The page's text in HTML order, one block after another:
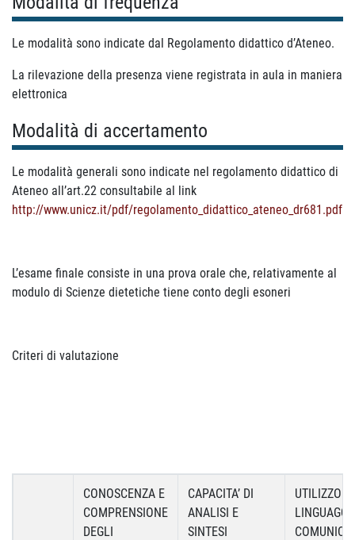
Le modalità sono indicate dal Regolamento didattico d’Ateneo.
La rilevazione della presenza viene registrata in aula in maniera
elettronica
Modalità di accertamento
Le modalità generali sono indicate nel regolamento didattico di
Ateneo all’art.22 consultabile al link
http://www.unicz.it/pdf/regolamento_didattico_ateneo_dr681.pdf
L’esame finale consiste in una prova orale che, relativamente al
modulo di Scienze dietetiche tiene conto degli esoneri
Criteri di valutazione
CONOSCENZA E
COMPRENSIONE
DEGLI
CAPACITA’ DI
ANALISI E
SINTESI
UTILIZZO